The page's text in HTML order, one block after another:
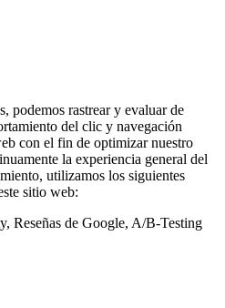
podemos rastrear y evaluar de
del clic y navegación
con el fin de optimizar nuestro
la experiencia general del
utilizamos los siguientes
sitio web:
Reseñas de Google, A/B-Testing